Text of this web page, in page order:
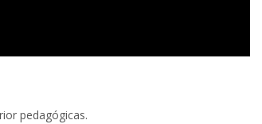
pedagógicas.